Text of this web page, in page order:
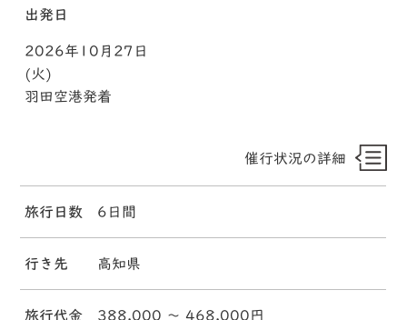
出発日
2026年10月27日
(火)
羽田空港発着
催行状況の詳細
旅行日数 6日間
行き先 高知県
旅行代金 388,000 〜 468,000円